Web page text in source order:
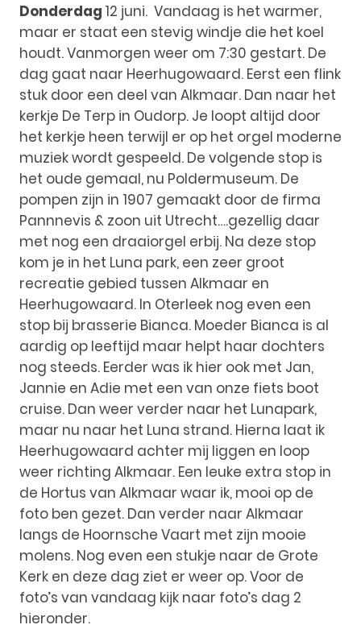
Donderdag 12 juni. Vandaag is het warmer,
maar er staat een stevig windje die het koel
houdt. Vanmorgen weer om 7:30 gestart. De
dag gaat naar Heerhugowaard. Eerst een flink
stuk door een deel van Alkmaar. Dan naar het
kerkje De Terp in Oudorp. Je loopt altijd door
het kerkje heen terwijl er op het orgel moderne
muziek wordt gespeeld. De volgende stop is
het oude gemaal, nu Poldermuseum. De
pompen zijn in 1907 gemaakt door de firma
Pannnevis & zoon uit Utrecht….gezellig daar
met nog een draaiorgel erbij. Na deze stop
kom je in het Luna park, een zeer groot
recreatie gebied tussen Alkmaar en
Heerhugowaard. In Oterleek nog even een
stop bij brasserie Bianca. Moeder Bianca is al
aardig op leeftijd maar helpt haar dochters
nog steeds. Eerder was ik hier ook met Jan,
Jannie en Adie met een van onze fiets boot
cruise. Dan weer verder naar het Lunapark,
maar nu naar het Luna strand. Hierna laat ik
Heerhugowaard achter mij liggen en loop
weer richting Alkmaar. Een leuke extra stop in
de Hortus van Alkmaar waar ik, mooi op de
foto ben gezet. Dan verder naar Alkmaar
langs de Hoornsche Vaart met zijn mooie
molens. Nog even een stukje naar de Grote
Kerk en deze dag ziet er weer op. Voor de
foto’s van vandaag kijk naar foto’s dag 2
hieronder.